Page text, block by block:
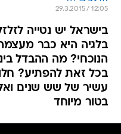
29.3.2015 / 12:05
בישראל יש נטייה
בלגיה היא כבר
הנוכחי? מה ההבדל בינם
בכל זאת להפתיע?
עשיר של שש שנים
בטור מיוחד